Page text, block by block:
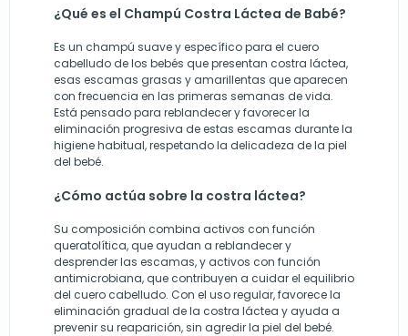
¿Qué es el Champú Costra Láctea de Babé?
Es un champú suave y específico para el cuero
cabelludo de los bebés que presentan costra láctea,
esas escamas grasas y amarillentas que aparecen
con frecuencia en las primeras semanas de vida.
Está pensado para reblandecer y favorecer la
eliminación progresiva de estas escamas durante la
higiene habitual, respetando la delicadeza de la piel
del bebé.
¿Cómo actúa sobre la costra láctea?
Su composición combina activos con función
queratolítica, que ayudan a reblandecer y
desprender las escamas, y activos con función
antimicrobiana, que contribuyen a cuidar el equilibrio
del cuero cabelludo. Con el uso regular, favorece la
eliminación gradual de la costra láctea y ayuda a
prevenir su reaparición, sin agredir la piel del bebé.